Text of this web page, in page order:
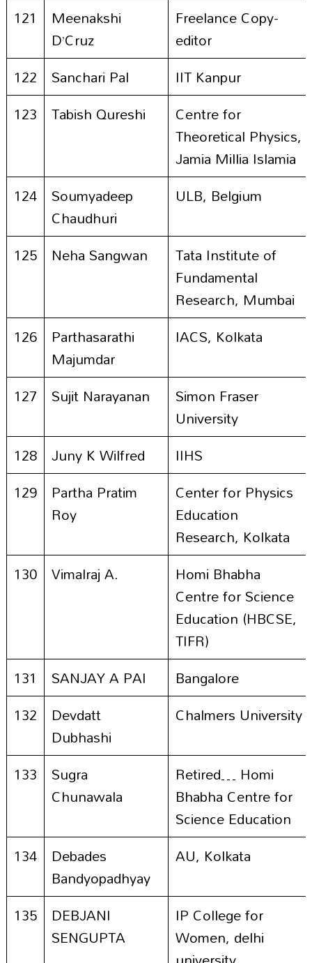
121
Meenakshi
D’Cruz
Freelance Copy-
editor
122 Sanchari Pal
IIT Kanpur
123 Tabish Qureshi
Centre for
Theoretical Physics,
Jamia Millia Islamia
124 Soumyadeep
Chaudhuri
ULB, Belgium
125 Neha Sangwan
Tata Institute of
Fundamental
Research, Mumbai
126 Parthasarathi
Majumdar
IACS, Kolkata
127 Sujit Narayanan
Simon Fraser
University
128 Juny K Wilfred
IIHS
129 Partha Pratim
Roy
Center for Physics
Education
Research, Kolkata
130 Vimalraj A.
Homi Bhabha
Centre for Science
Education (HBCSE,
TIFR)
131
SANJAY A PAI
Bangalore
132 Devdatt
Dubhashi
Chalmers University
133 Sugra
Chunawala
Retired… Homi
Bhabha Centre for
Science Education
134 Debades
Bandyopadhyay
AU, Kolkata
135 DEBJANI
SENGUPTA
IP College for
Women, delhi